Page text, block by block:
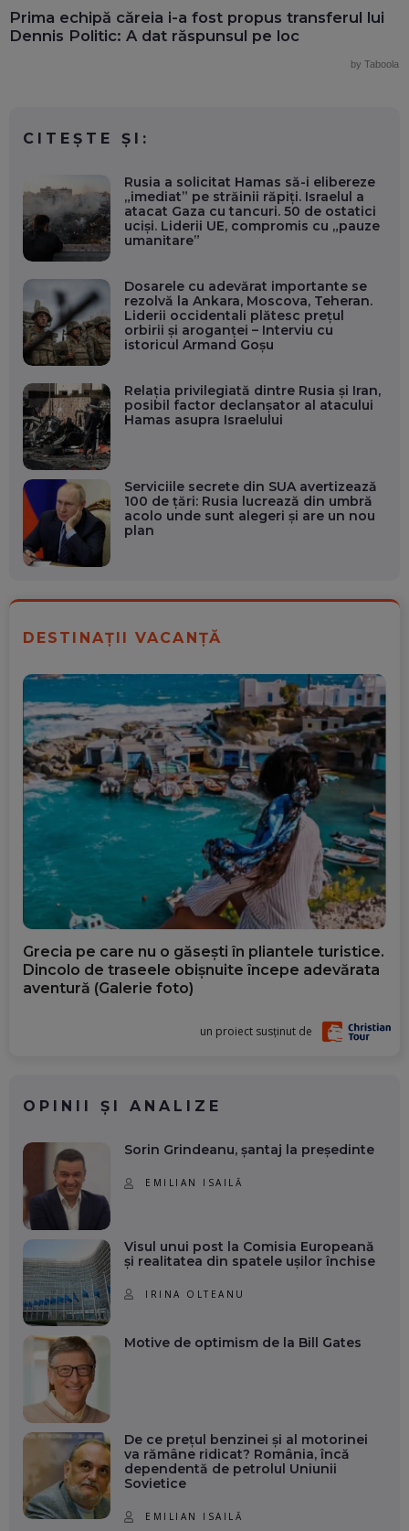
Prima echipă căreia i-a fost propus transferul lui
Dennis Politic: A dat răspunsul pe loc
by Taboola
CITEȘTE ȘI:
Rusia a solicitat Hamas să-i elibereze
„imediat” pe străinii răpiți. Israelul a
atacat Gaza cu tancuri. 50 de ostatici
uciși. Liderii UE, compromis cu „pauze
umanitare”
Dosarele cu adevărat importante se
rezolvă la Ankara, Moscova, Teheran.
Liderii occidentali plătesc prețul
orbirii și aroganței – Interviu cu
istoricul Armand Goșu
Relația privilegiată dintre Rusia și Iran,
posibil factor declanșator al atacului
Hamas asupra Israelului
Serviciile secrete din SUA avertizează
100 de țări: Rusia lucrează din umbră
acolo unde sunt alegeri și are un nou
plan
DESTINAȚII VACANȚĂ
Grecia pe care nu o găsești în pliantele turistice.
Dincolo de traseele obișnuite începe adevărata
aventură (Galerie foto)
un proiect susținut de
OPINII ȘI ANALIZE
Sorin Grindeanu, șantaj la președinte
EMILIAN ISAILĂ
Visul unui post la Comisia Europeană
și realitatea din spatele ușilor închise
IRINA OLTEANU
Motive de optimism de la Bill Gates
De ce prețul benzinei și al motorinei
va rămâne ridicat? România, încă
dependentă de petrolul Uniunii
Sovietice
EMILIAN ISAILĂ